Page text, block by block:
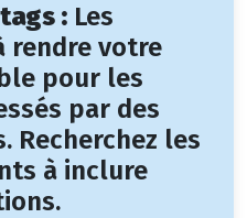
: Les
rendre votre
pour les
par des
Recherchez les
à inclure